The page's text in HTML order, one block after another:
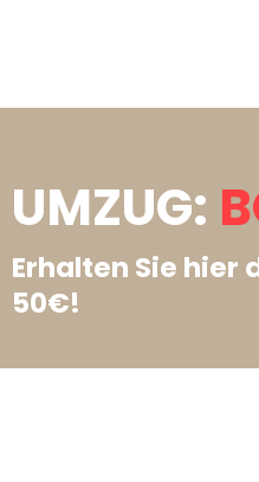
UMZUG:
Erhalten Sie hier
50€!